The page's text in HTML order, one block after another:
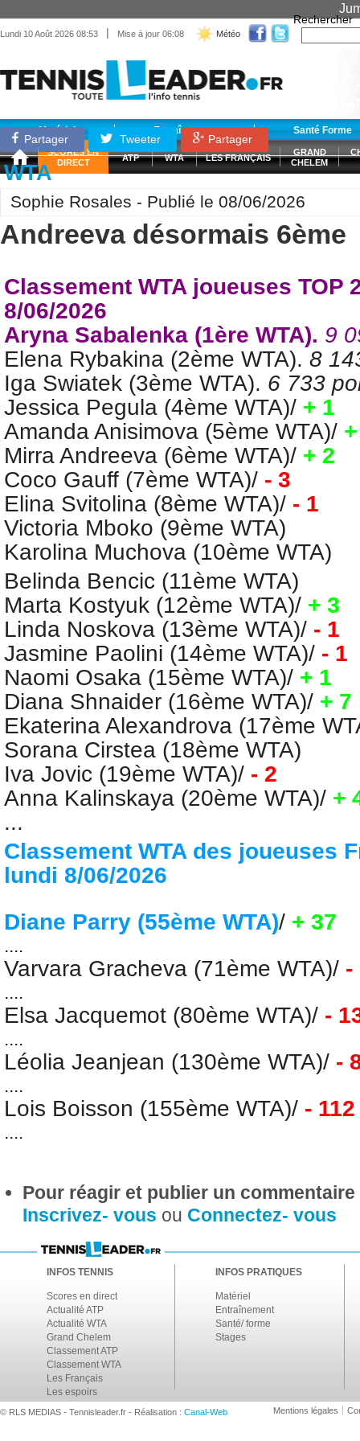
Lundi 10 Août 2026 08:53 | Mise à jour 06:08 Météo
Rechercher
Matériel Entraînement Santé Forme
SCORES EN
DIRECT
ATP WTA LES FRANÇAIS
GRAND
CHELEM
Partager Tweeter Partager
WTA
Sophie Rosales - Publié le 08/06/2026
Andreeva désormais 6ème
Classement WTA joueuses TOP
8/06/2026
Aryna Sabalenka (1ère WTA). 9
Elena Rybakina (2ème WTA). 8
Iga Swiatek (3ème WTA). 6 733
Jessica Pegula (4ème WTA)/ + 1
Amanda Anisimova (5ème WTA)/
Mirra Andreeva (6ème WTA)/ + 2
Coco Gauff (7ème WTA)/ - 3
Elina Svitolina (8ème WTA)/ - 1
Victoria Mboko (9ème WTA)
Karolina Muchova (10ème WTA)
Belinda Bencic (11ème WTA)
Marta Kostyuk (12ème WTA)/ + 3
Linda Noskova (13ème WTA)/ - 1
Jasmine Paolini (14ème WTA)/ - 1
Naomi Osaka (15ème WTA)/ + 1
Diana Shnaider (16ème WTA)/ + 7
Ekaterina Alexandrova (17ème
Sorana Cirstea (18ème WTA)
Iva Jovic (19ème WTA)/ - 2
Anna Kalinskaya (20ème WTA)/ +
...
Classement WTA des joueuses
lundi 8/06/2026
Diane Parry (55ème WTA)/ + 37
....
Varvara Gracheva (71ème WTA)/ -
....
Elsa Jacquemot (80ème WTA)/ -
....
Léolia Jeanjean (130ème WTA)/ -
....
Lois Boisson (155ème WTA)/ - 112
....
Pour réagir et publier un
Inscrivez- vous ou Connectez- vous
INFOS TENNIS
Scores en direct
Actualité ATP
Actualité WTA
Grand Chelem
Classement ATP
Classement WTA
Les Français
Les espoirs
INFOS PRATIQUES
Matériel
Entraînement
Santé/ forme
Stages
© RLS MEDIAS - Tennisleader.fr - Réalisation : Canal-Web Mentions légales